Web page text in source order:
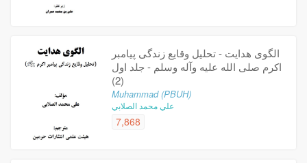
الگوی هدایت - تحلیل وقایع زندگی پیامبر
اکرم صلی الله علیه وآله وسلم - جلد اول
(2)
Muhammad (PBUH)
علي محمد الصلابي
7,868